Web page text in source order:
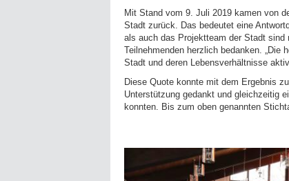
Mit Stand vom 9. Juli 2019 kamen von
Stadt zurück. Das bedeutet eine
als auch das Projektteam der Stadt
Teilnehmenden herzlich bedanken.
Stadt und deren Lebensverhältnisse
Diese Quote konnte mit dem Ergebnis
Unterstützung gedankt und gleichzeitig
konnten. Bis zum oben genannten